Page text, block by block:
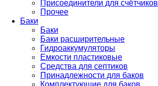
Присоединители для счётчиков
Прочее
Баки
Баки
Баки расширительные
Гидроаккумуляторы
Емкости пластиковые
Средства для септиков
Принадлежности для баков